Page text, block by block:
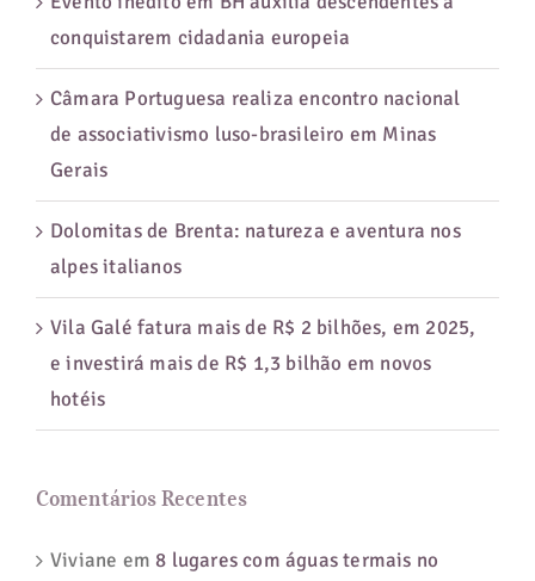
conquistarem cidadania europeia
Câmara Portuguesa realiza encontro nacional
de associativismo luso-brasileiro em Minas
Gerais
Dolomitas de Brenta: natureza e aventura nos
alpes italianos
Vila Galé fatura mais de R$ 2 bilhões, em 2025,
e investirá mais de R$ 1,3 bilhão em novos
hotéis
Comentários Recentes
Viviane em 8 lugares com águas termais no